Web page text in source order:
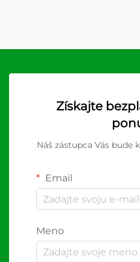
Získajte
Náš zástupca Vás bude
Email
Meno